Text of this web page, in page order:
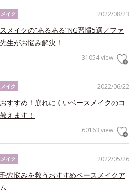
2022/08/23
イク
メイクの“あるある”NG習慣5選／ファ
生がお悩み解決！
31054 view
2022/06/22
イク
すすめ！崩れにくいベースメイクのコ
えます！
60163 view
2022/05/26
イク
穴悩みを救うおすすめベースメイクア